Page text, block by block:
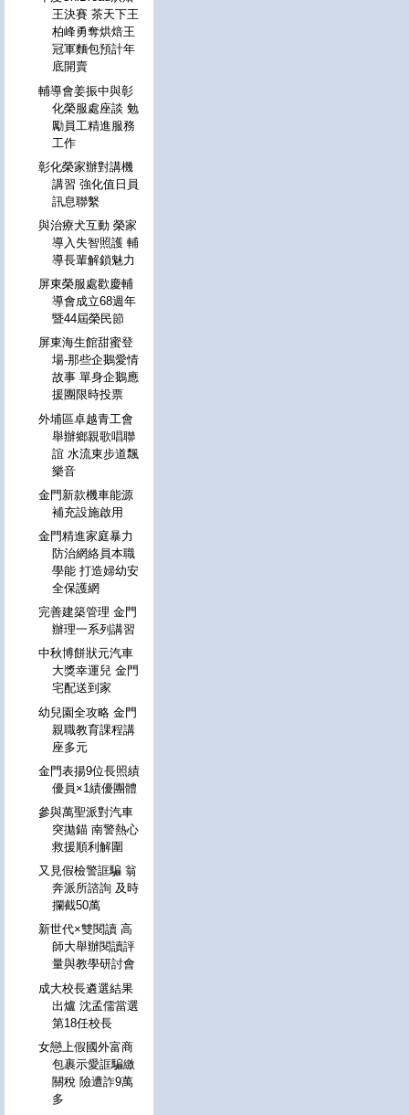
王決賽 茶天下王
柏峰勇奪烘焙王
冠軍麵包預計年
底開賣
輔導會姜振中與彰
化榮服處座談 勉
勵員工精進服務
工作
彰化榮家辦對講機
講習 強化值日員
訊息聯繫
與治療犬互動 榮家
導入失智照護 輔
導長輩解鎖魅力
屏東榮服處歡慶輔
導會成立68週年
暨44屆榮民節
屏東海生館甜蜜登
場-那些企鵝愛情
故事 單身企鵝應
援團限時投票
外埔區卓越青工會
舉辦鄉親歌唱聯
誼 水流東步道飄
樂音
金門新款機車能源
補充設施啟用
金門精進家庭暴力
防治網絡員本職
學能 打造婦幼安
全保護網
完善建築管理 金門
辦理一系列講習
中秋博餅狀元汽車
大獎幸運兒 金門
宅配送到家
幼兒園全攻略 金門
親職教育課程講
座多元
金門表揚9位長照績
優員×1績優團體
參與萬聖派對汽車
突拋錨 南警熱心
救援順利解圍
又見假檢警誆騙 翁
奔派所諮詢 及時
攔截50萬
新世代×雙閱讀 高
師大舉辦閱讀評
量與教學研討會
成大校長遴選結果
出爐 沈孟儒當選
第18任校長
女戀上假國外富商
包裹示愛誆騙繳
關稅 險遭詐9萬
多